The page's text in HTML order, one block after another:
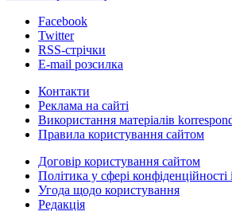
Facebook
Twitter
RSS-стрічки
E-mail розсилка
Контакти
Реклама на сайті
Використання матеріалів
Правила користування сайтом
Договір користування сайтом
Політика у сфері
Угода щодо користування
Редакція